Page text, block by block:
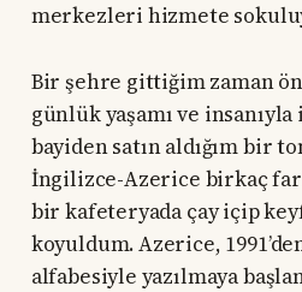
merkezleri hizmete
Bir şehre gittiğim zaman
günlük yaşamı ve
bayiden satın aldığım bir
İngilizce-Azerice birkaç
bir kafeteryada çay içip
koyuldum. Azerice,
alfabesiyle yazılmaya